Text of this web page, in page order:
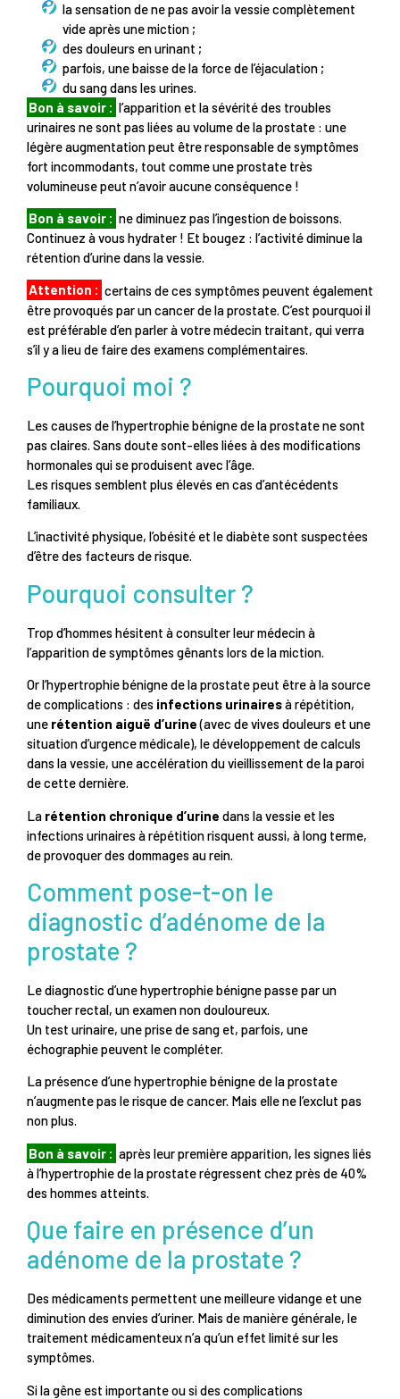
la sensation de ne pas avoir la vessie complètement
vide après une miction ;
des douleurs en urinant ;
parfois, une baisse de la force de l’éjaculation ;
du sang dans les urines.
Bon à savoir : l’apparition et la sévérité des troubles
urinaires ne sont pas liées au volume de la prostate : une
légère augmentation peut être responsable de symptômes
fort incommodants, tout comme une prostate très
volumineuse peut n’avoir aucune conséquence !
Bon à savoir : ne diminuez pas l’ingestion de boissons.
Continuez à vous hydrater ! Et bougez : l’activité diminue la
rétention d’urine dans la vessie.
Attention : certains de ces symptômes peuvent également
être provoqués par un cancer de la prostate. C’est pourquoi il
est préférable d’en parler à votre médecin traitant, qui verra
s’il y a lieu de faire des examens complémentaires.
Pourquoi moi ?
Les causes de l’hypertrophie bénigne de la prostate ne sont
pas claires. Sans doute sont-elles liées à des modifications
hormonales qui se produisent avec l’âge.
Les risques semblent plus élevés en cas d’antécédents
familiaux.
L’inactivité physique, l’obésité et le diabète sont suspectées
d’être des facteurs de risque.
Pourquoi consulter ?
Trop d’hommes hésitent à consulter leur médecin à
l’apparition de symptômes gênants lors de la miction.
Or l’hypertrophie bénigne de la prostate peut être à la source
de complications : des infections urinairesà répétition,
une rétention aiguë d’urine(avec de vives douleurs et une
situation d’urgence médicale), le développement de calculs
dans la vessie, une accélération du vieillissement de la paroi
de cette dernière.
La rétention chronique d’urine dans la vessie et les
infections urinaires à répétition risquent aussi, à long terme,
de provoquer des dommages au rein.
Comment pose-t-on le
diagnostic d’adénome de la
prostate ?
Le diagnostic d’une hypertrophie bénigne passe par un
toucher rectal, un examen non douloureux.
Un test urinaire, une prise de sang et, parfois, une
échographie peuvent le compléter.
La présence d’une hypertrophie bénigne de la prostate
n’augmente pas le risque de cancer. Mais elle ne l’exclut pas
non plus.
Bon à savoir : après leur première apparition, les signes liés
à l’hypertrophie de la prostate régressent chez près de 40%
des hommes atteints.
Que faire en présence d’un
adénome de la prostate ?
Des médicaments permettent une meilleure vidange et une
diminution des envies d’uriner. Mais de manière générale, le
traitement médicamenteux n’a qu’un effet limité sur les
symptômes.
Si la gêne est importante ou si des complications